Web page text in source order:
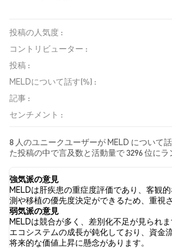
投稿の人気度 :
コントリビューター :
投稿 :
MELDについて話す(%) :
記事 :
センチメント :
8 人のユニークユーザーが MELD について
た投稿の中で言及数と活動量で 3296 位に
情は 弱気 でした。 最後に、MELD に関する
開されました。 Twitterでは、18.75% のツ
示し、43.75% のツイートが弱気の感情を示
ツイートは MELD に対して中立的でした。
件のツイートに基づいています。
強気派の意見
MELDは肝疾患の重症度評価であり、客観
測や移植の優先度決定ができるため、重視
弱気派の意見
MELDは競合が多く、差別化不足が見られ
エコシステムの成長が鈍化しており、資金
将来的な価値上昇に懸念があります。